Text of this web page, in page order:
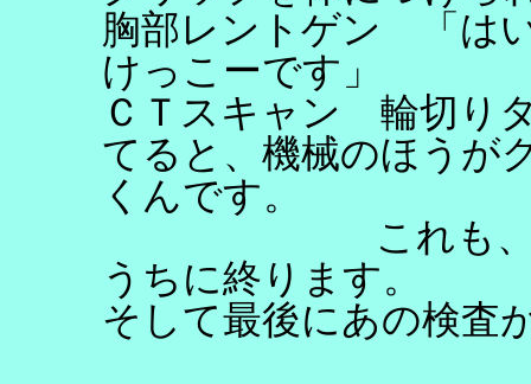
胸部レントゲン 「は
けっこーです」
ＣＴスキャン 輪切り
てると、機械のほうが
くんです。
これも、息を吸
うちに終ります。
そして最後にあの検査